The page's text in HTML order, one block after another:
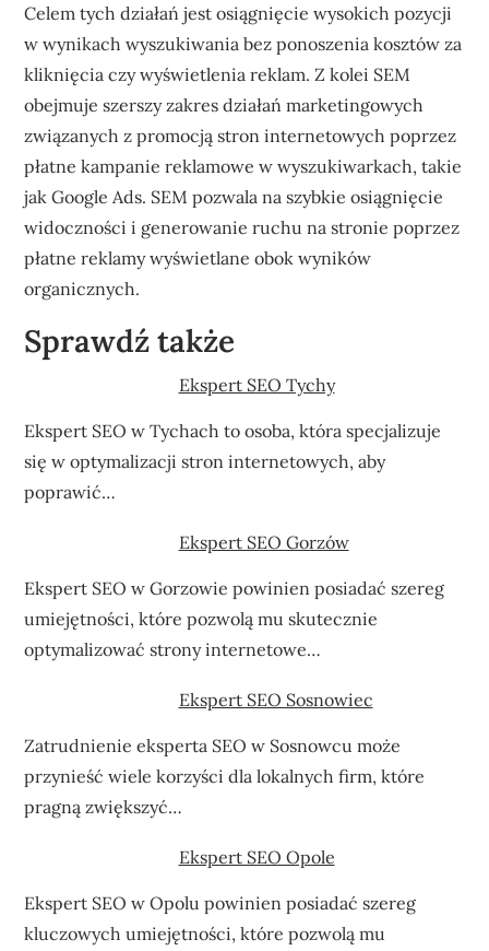
Celem tych działań jest osiągnięcie wysokich pozycji
w wynikach wyszukiwania bez ponoszenia kosztów za
kliknięcia czy wyświetlenia reklam. Z kolei SEM
obejmuje szerszy zakres działań marketingowych
związanych z promocją stron internetowych poprzez
płatne kampanie reklamowe w wyszukiwarkach, takie
jak Google Ads. SEM pozwala na szybkie osiągnięcie
widoczności i generowanie ruchu na stronie poprzez
płatne reklamy wyświetlane obok wyników
organicznych.
Sprawdź także
Ekspert SEO Tychy
Ekspert SEO w Tychach to osoba, która specjalizuje
się w optymalizacji stron internetowych, aby
poprawić…
Ekspert SEO Gorzów
Ekspert SEO w Gorzowie powinien posiadać szereg
umiejętności, które pozwolą mu skutecznie
optymalizować strony internetowe…
Ekspert SEO Sosnowiec
Zatrudnienie eksperta SEO w Sosnowcu może
przynieść wiele korzyści dla lokalnych firm, które
pragną zwiększyć…
Ekspert SEO Opole
Ekspert SEO w Opolu powinien posiadać szereg
kluczowych umiejętności, które pozwolą mu